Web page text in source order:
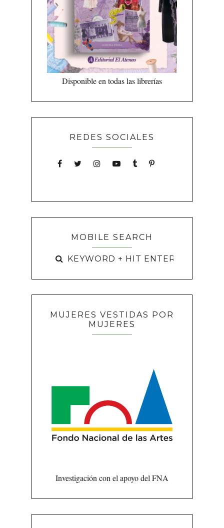
Disponible en todas las librerías
REDES SOCIALES
MOBILE SEARCH
MUJERES VESTIDAS POR
MUJERES
Investigación con el apoyo del FNA